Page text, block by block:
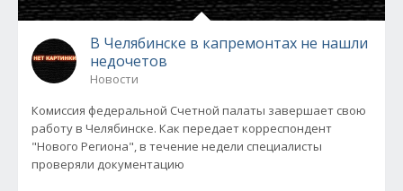
В Челябинске в капремонтах не нашли
недочетов
Новости
Комиссия федеральной Счетной палаты завершает свою
работу в Челябинске. Как передает корреспондент
"Нового Региона", в течение недели специалисты
проверяли документацию